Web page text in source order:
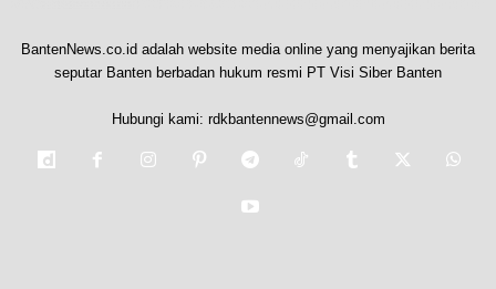
BantenNews.co.id adalah website media online yang menyajikan berita
seputar Banten berbadan hukum resmi PT Visi Siber Banten
Hubungi kami: rdkbantennews@gmail.com